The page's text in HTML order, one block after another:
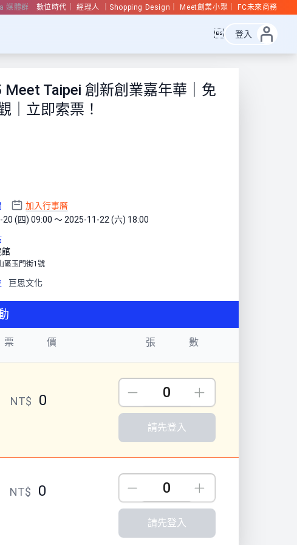
媒體群 數位時代 經理人 Shopping Design Meet創業小聚 FC未來商務
 登入
Meet Taipei 創新創業嘉年華｜免
｜立即索票！
加入行事曆
(四) 09:00 ～ 2025-11-22 (六) 18:00
館
區玉門街1號
巨思文化
票 價 張 數
NT$ 0 Down
請先登入
NT$ 0 Down
請先登入